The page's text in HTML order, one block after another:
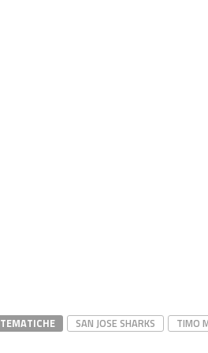
TEMATICHE SAN JOSE SHARKS TIMO